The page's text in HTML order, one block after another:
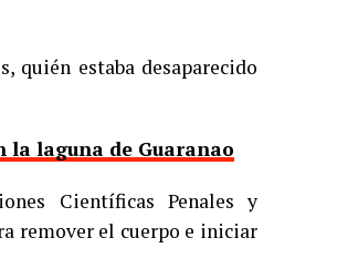
quién estaba desaparecido
la laguna de Guaranao
Científicas Penales y
remover el cuerpo e iniciar